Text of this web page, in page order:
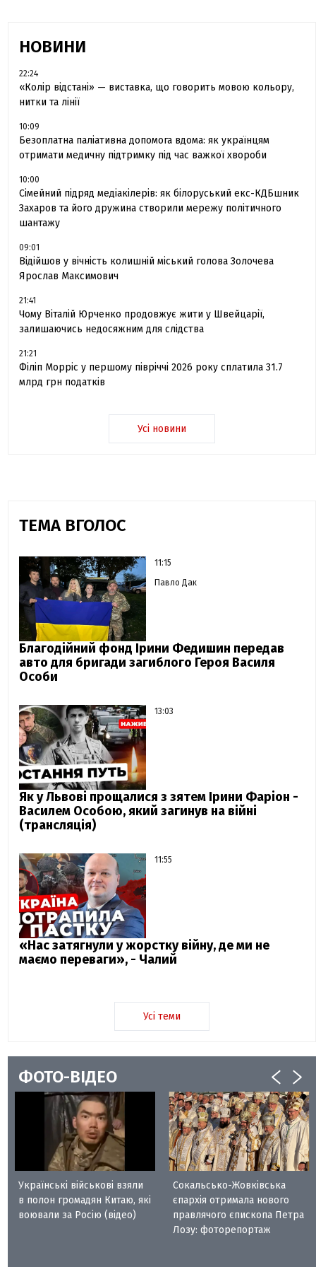
НОВИНИ
22:24
«Колір відстані» — виставка, що говорить мовою кольору,
нитки та лінії
10:09
Безоплатна паліативна допомога вдома: як українцям
отримати медичну підтримку під час важкої хвороби
10:00
Сімейний підряд медіакілерів: як білоруський екс-КДБшник
Захаров та його дружина створили мережу політичного
шантажу
09:01
Відійшов у вічність колишній міський голова Золочева
Ярослав Максимович
21:41
Чому Віталій Юрченко продовжує жити у Швейцарії,
залишаючись недосяжним для слідства
21:21
Філіп Морріс у першому півріччі 2026 року сплатила 31.7
млрд грн податків
Усі новини
ТЕМА ВГОЛОС
11:15
Павло Дак
Благодійний фонд Ірини Федишин передав
авто для бригади загиблого Героя Василя
Особи
13:03
Як у Львові прощалися з зятем Ірини Фаріон -
Василем Особою, який загинув на війні
(трансляція)
11:55
«Нас затягнули у жорстку війну, де ми не
маємо переваги», - Чалий
Усі теми
ФОТО-ВІДЕО
Українські військові взяли
в полон громадян Китаю, які
воювали за Росію (відео)
Сокальсько-Жовківська
єпархія отримала нового
правлячого єпископа Петра
Лозу: фоторепортаж